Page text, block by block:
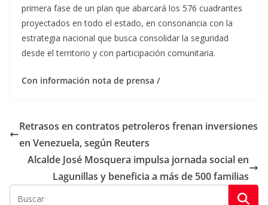
primera fase de un plan que abarcará los 576 cuadrantes
proyectados en todo el estado, en consonancia con la
estrategia nacional que busca consolidar la seguridad
desde el territorio y con participación comunitaria.
Con información nota de prensa /
Retrasos en contratos petroleros frenan inversiones
en Venezuela, según Reuters
Alcalde José Mosquera impulsa jornada social en
Lagunillas y beneficia a más de 500 familias